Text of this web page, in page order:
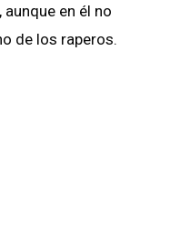
en él no
de los raperos.